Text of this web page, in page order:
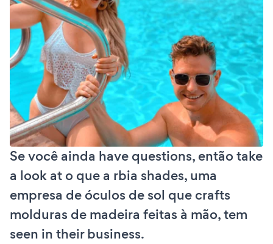
Se você ainda have questions, então take
a look at o que a rbia shades, uma
empresa de óculos de sol que crafts
molduras de madeira feitas à mão, tem
seen in their business.